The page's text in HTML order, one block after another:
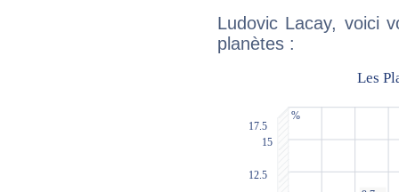
Ludovic Lacay, voici
planètes :